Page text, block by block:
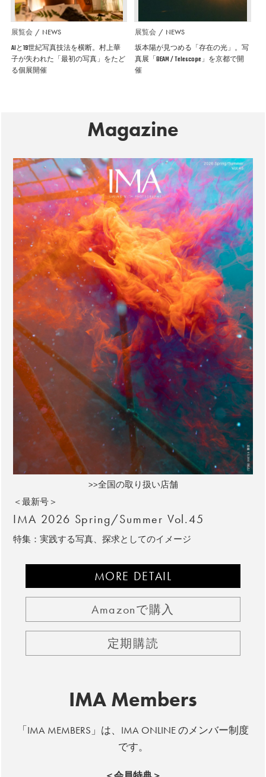
展覧会 NEWS
AIと19世紀写真技法を横断。村上華
子が失われた「最初の写真」をたど
る個展開催
展覧会 NEWS
坂本陽が見つめる「存在の光」。写
真展「BEAM / Telescope」を京都で開
催
Magazine
>>全国の取り扱い店舗
＜最新号＞
IMA 2026 Spring/Summer Vol.45
特集：実践する写真、探求としてのイメージ
MORE DETAIL
Amazonで購入
定期購読
IMA Members
「IMA MEMBERS」は、IMA ONLINE のメンバー制度
です。